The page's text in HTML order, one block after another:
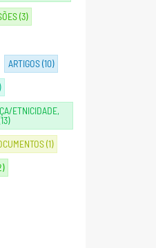
(3)
ARTIGOS(10)
ETNICIDADE,
(1)